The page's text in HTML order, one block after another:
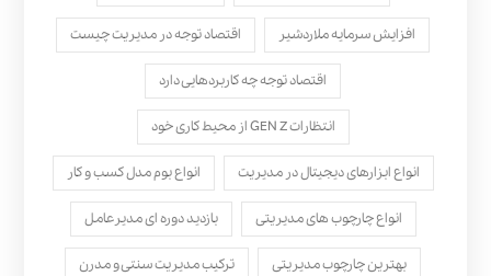
افزایش سرمایه ملاردشیر اقتصاد توجه در مدیریت چیست
اقتصاد توجه چه کاربردهایی دارد
انتظارات GEN Z از محیط کاری خود
انواع ابزارهای دیجیتال در مدیریت انواع بوم مدل کسب‌ و کار
انواع چارچوب های مدیریتی بازدید دوره ای مدیرعامل
بهترین چارچوب مدیریتی ترکیب مدیریت سنتی و مدرن